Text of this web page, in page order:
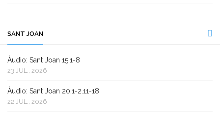
SANT JOAN
Àudio: Sant Joan 15,1-8
23 JUL., 2026
Àudio: Sant Joan 20,1-2.11-18
22 JUL., 2026